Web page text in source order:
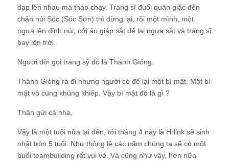
dạp lên nhau mà tháo chạy. Tráng sĩ đuổi quân giặc đến
chân núi Sóc (Sóc Sơn) thì dừng lại, rồi một mình, một
ngựa lên đỉnh núi, cởi áo giáp sắt để lại ngựa sắt và tráng sĩ
bay lên trời.
Người đời gọi tráng sỹ đó là Thánh Gióng.
Thánh Gióng ra đi nhưng người có để lại một bí mật. Một bí
mật vô cùng khủng khiếp. Vậy bí mật đó là gì ?
Thân gửi cả nhà,
Vậy là một tuổi nữa lại đến, tới tháng 4 này là Hrlink sẽ sinh
nhật tròn 5 tuổi. Như thông lệ các năm chúng ta sẽ có một
buổi teambuilding rất vui vẻ. Và cũng như vậy, hơn nữa